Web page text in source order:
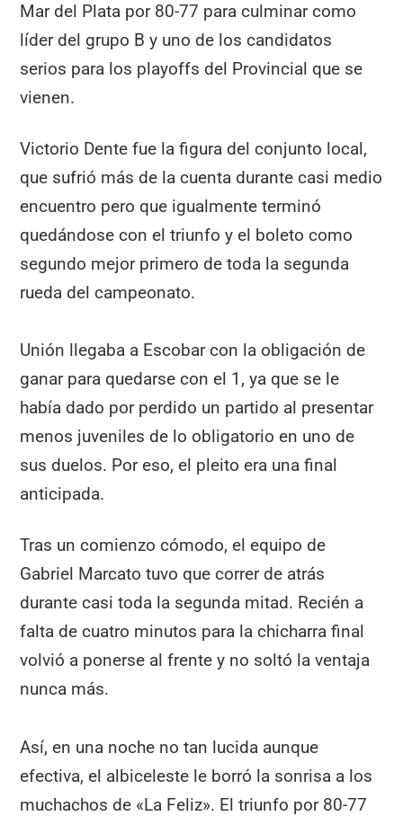
Mar del Plata por 80-77 para culminar como
líder del grupo B y uno de los candidatos
serios para los playoffs del Provincial que se
vienen.
Victorio Dente fue la figura del conjunto local,
que sufrió más de la cuenta durante casi medio
encuentro pero que igualmente terminó
quedándose con el triunfo y el boleto como
segundo mejor primero de toda la segunda
rueda del campeonato.
Unión llegaba a Escobar con la obligación de
ganar para quedarse con el 1, ya que se le
había dado por perdido un partido al presentar
menos juveniles de lo obligatorio en uno de
sus duelos. Por eso, el pleito era una final
anticipada.
Tras un comienzo cómodo, el equipo de
Gabriel Marcato tuvo que correr de atrás
durante casi toda la segunda mitad. Recién a
falta de cuatro minutos para la chicharra final
volvió a ponerse al frente y no soltó la ventaja
nunca más.
Así, en una noche no tan lucida aunque
efectiva, el albiceleste le borró la sonrisa a los
muchachos de «La Feliz». El triunfo por 80-77